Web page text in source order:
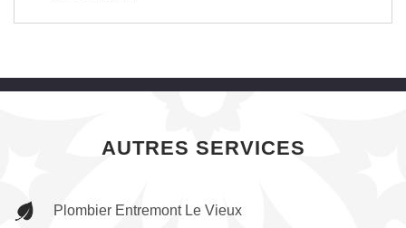
AUTRES SERVICES
Plombier Entremont Le Vieux